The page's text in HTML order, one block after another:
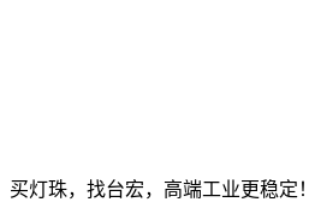
买灯珠，找台宏，高端工业更稳定！